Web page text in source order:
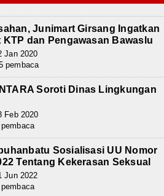
Junimart Girsang Ingatkan
KTP dan Pengawasan Bawaslu
Jan 2020
pembaca
Soroti Dinas Lingkungan
Feb 2020
Sosialisasi UU Nomor
Tentang Kekerasan Seksual
Jun 2022